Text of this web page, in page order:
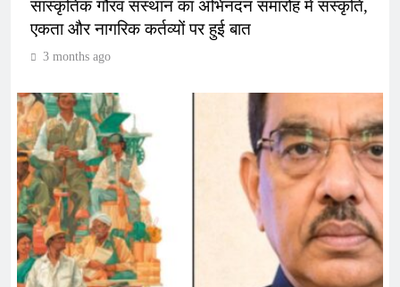
सांस्कृतिक गौरव संस्थान का अभिनंदन समारोह में संस्कृति,
एकता और नागरिक कर्तव्यों पर हुई बात
3 months ago